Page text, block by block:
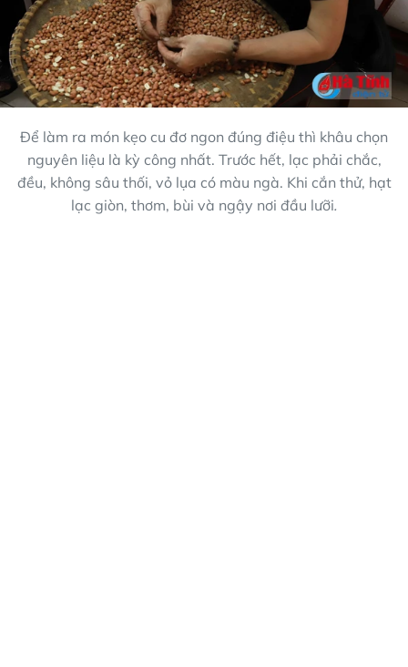
Để làm ra món kẹo cu đơ ngon đúng điệu thì khâu chọn
nguyên liệu là kỳ công nhất. Trước hết, lạc phải chắc,
đều, không sâu thối, vỏ lụa có màu ngà. Khi cắn thử, hạt
lạc giòn, thơm, bùi và ngậy nơi đầu lưỡi.